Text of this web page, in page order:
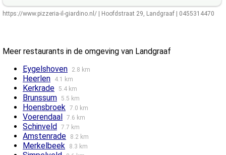
https://www.pizzeria-il-giardino.nl/ Hoofdstraat 29, Landgraaf 0455314470
Meer restaurants in de omgeving van Landgraaf
Eygelshoven
2.8 km
Heerlen 4.1 km
Kerkrade 5.4 km
Brunssum 5.5 km
Hoensbroek 7.0 km
Voerendaal 7.6 km
Schinveld 7.7 km
Amstenrade 8.2 km
Merkelbeek 8.3 km